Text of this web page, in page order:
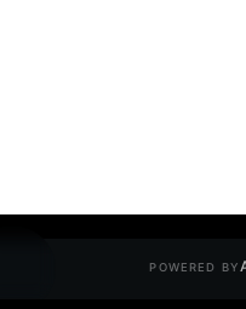
POWERED BY